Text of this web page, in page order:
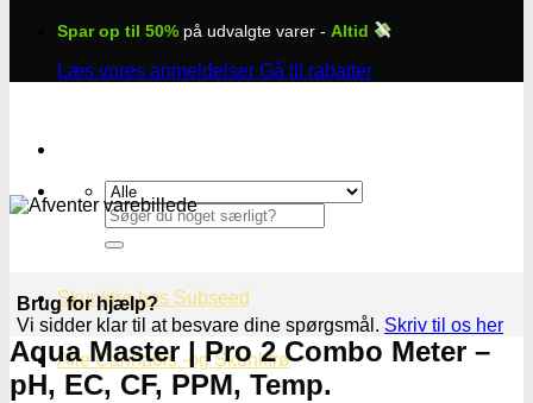
Spar op til 50% på udvalgte varer - Altid
Læs vores anmeldelser Gå til rabatter
Søg
efter:
Skunkfrø hos Subseed
Alle Cannabis -og Skunkfrø
Brug for hjælp?
Vi sidder klar til at besvare dine spørgsmål. Skriv til os her
Aqua Master | Pro 2 Combo Meter –
pH, EC, CF, PPM, Temp.